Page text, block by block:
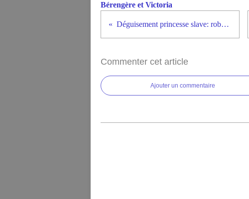
Bérengère et Victoria
Déguisement princesse slave: robe noire vert et or
Commenter cet article
Ajouter un commentaire